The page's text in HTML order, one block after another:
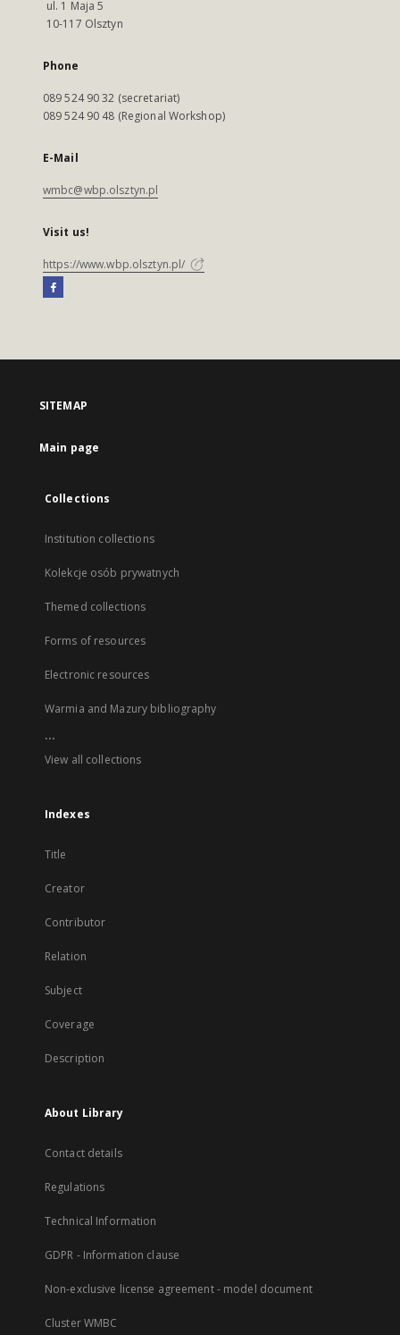
ul. 1 Maja 5
10-117 Olsztyn
Phone
089 524 90 32 (secretariat)
089 524 90 48 (Regional Workshop)
E-Mail
wmbc@wbp.olsztyn.pl
Visit us!
https://www.wbp.olsztyn.pl/
SITEMAP
Main page
Collections
Institution collections
Kolekcje osób prywatnych
Themed collections
Forms of resources
Electronic resources
Warmia and Mazury bibliography
...
View all collections
Indexes
Title
Creator
Contributor
Relation
Subject
Coverage
Description
About Library
Contact details
Regulations
Technical Information
GDPR - Information clause
Non-exclusive license agreement - model document
Cluster WMBC